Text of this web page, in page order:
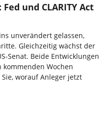
und CLARITY Act
unverändert gelassen,
Gleichzeitig wächst der
Senat. Beide Entwicklungen
Wochen
worauf Anleger jetzt